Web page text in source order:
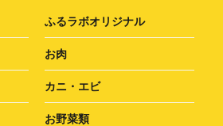
ふるラボオリジナル
お肉
カニ・エビ
お野菜類